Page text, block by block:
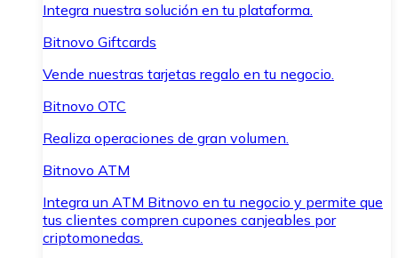
Integra nuestra solución en tu plataforma.
Bitnovo Giftcards
Vende nuestras tarjetas regalo en tu negocio.
Bitnovo OTC
Realiza operaciones de gran volumen.
Bitnovo ATM
Integra un ATM Bitnovo en tu negocio y permite que
tus clientes compren cupones canjeables por
criptomonedas.